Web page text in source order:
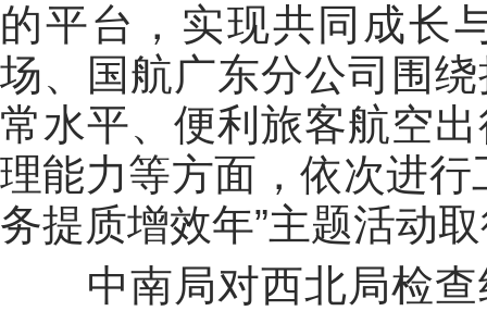
的平台，实现共同成长
场、国航广东分公司围
常水平、便利旅客航空
理能力等方面，依次进
务提质增效年”主题活动
中南局对西北局检查